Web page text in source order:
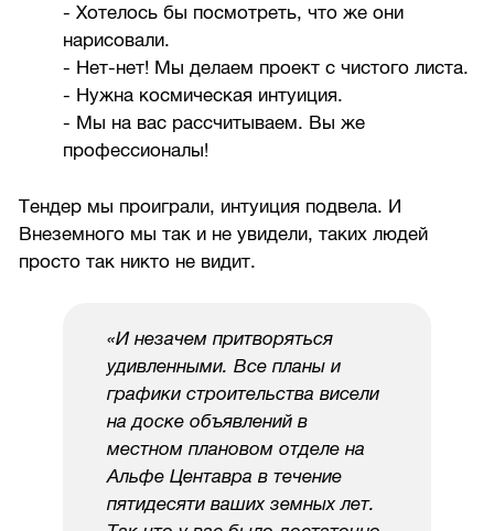
- Хотелось бы посмотреть, что же они
нарисовали.
- Нет-нет! Мы делаем проект с чистого листа.
- Нужна космическая интуиция.
- Мы на вас рассчитываем. Вы же
профессионалы!
Тендер мы проиграли, интуиция подвела. И
Внеземного мы так и не увидели, таких людей
просто так никто не видит.
«И незачем притворяться
удивленными. Все планы и
графики строительства висели
на доске объявлений в
местном плановом отделе на
Альфе Центавра в течение
пятидесяти ваших земных лет.